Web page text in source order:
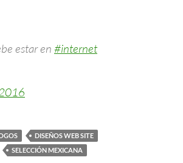
estar en #internet
DISEÑOS WEB SITE
SELECCIÓN MEXICANA